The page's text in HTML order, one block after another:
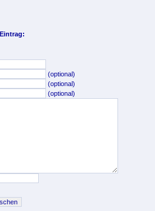
(optional)
(optional)
(optional)